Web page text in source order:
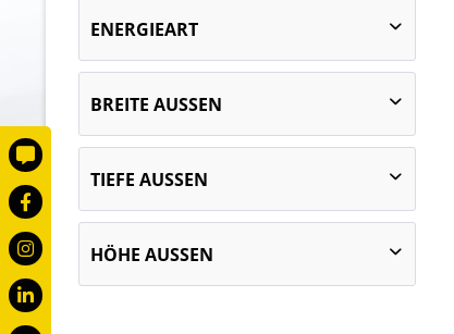
ENERGIEART
BREITE AUSSEN
TIEFE AUSSEN
HÖHE AUSSEN